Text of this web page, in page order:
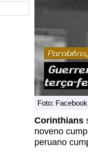
Foto:
Corinthians
noveno
peruano